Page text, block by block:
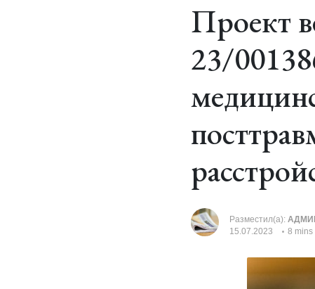
Проект
23/
Разместил(а):
15.07.2023
8 mins